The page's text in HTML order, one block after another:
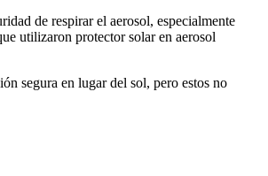
de respirar el aerosol, especialmente
utilizaron protector solar en aerosol
segura en lugar del sol, pero estos no